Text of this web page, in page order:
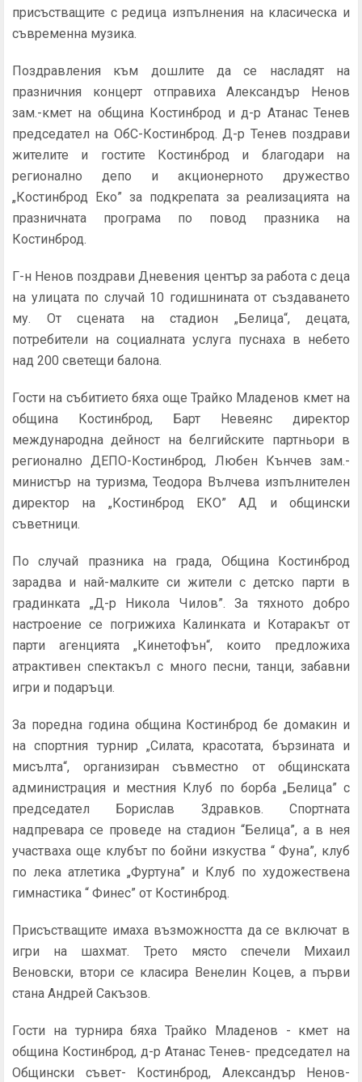
присъстващите с редица изпълнения на класическа и
съвременна музика.
Поздравления към дошлите да се насладят на
празничния концерт отправиха Александър Ненов
зам.-кмет на община Костинброд и д-р Атанас Тенев
председател на ОбС-Костинброд. Д-р Тенев поздрави
жителите и гостите Костинброд и благодари на
регионално депо и акционерното дружество
„Костинброд Еко” за подкрепата за реализацията на
празничната програма по повод празника на
Костинброд.
Г-н Ненов поздрави Дневения център за работа с деца
на улицата по случай 10 годишнината от създаването
му. От сцената на стадион „Белица“, децата,
потребители на социалната услуга пуснаха в небето
над 200 светещи балона.
Гости на събитието бяха още Трайко Младенов кмет на
община Костинброд, Барт Невеянс директор
международна дейност на белгийските партньори в
регионално ДЕПО-Костинброд, Любен Кънчев зам.-
министър на туризма, Теодора Вълчева изпълнителен
директор на „Костинброд ЕКО” АД и общински
съветници.
По случай празника на града, Община Костинброд
зарадва и най-малките си жители с детско парти в
градинката „Д-р Никола Чилов”. За тяхното добро
настроение се погрижиха Калинката и Котаракът от
парти агенцията „Кинетофън“, които предложиха
атрактивен спектакъл с много песни, танци, забавни
игри и подаръци.
За поредна година община Костинброд бе домакин и
на спортния турнир „Силата, красотата, бързината и
мисълта“, организиран съвместно от общинската
администрация и местния Клуб по борба „Белица” с
председател Борислав Здравков. Спортната
надпревара се проведе на стадион “Белица”, а в нея
участваха още клубът по бойни изкуства “ Фуна”, клуб
по лека атлетика „Фуртуна” и Клуб по художествена
гимнастика “ Финес” от Костинброд.
Присъстващите имаха възможността да се включат в
игри на шахмат. Трето място спечели Михаил
Веновски, втори се класира Венелин Коцев, а първи
стана Андрей Сакъзов.
Гости на турнира бяха Трайко Младенов - кмет на
община Костинброд, д-р Атанас Тенев- председател на
Общински съвет- Костинброд, Александър Ненов-